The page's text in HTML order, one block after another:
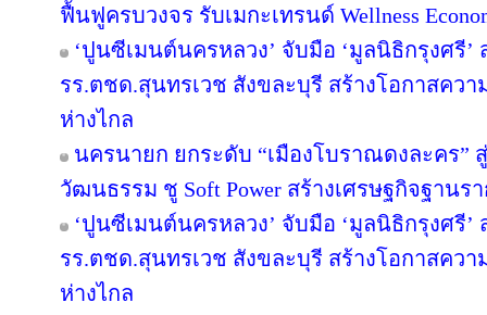
ฟื้นฟูครบวงจร รับเมกะเทรนด์ Wellness
‘ปูนซีเมนต์นครหลวง’ จับมือ ‘มูลนิธิกรุงศรี’
รร.ตชด.สุนทรเวช สังขละบุรี สร้างโอกาสคว
ห่างไกล
นครนายก ยกระดับ “เมืองโบราณดงละคร”
วัฒนธรรม ชู Soft Power สร้างเศรษฐกิจฐาน
‘ปูนซีเมนต์นครหลวง’ จับมือ ‘มูลนิธิกรุงศรี’
รร.ตชด.สุนทรเวช สังขละบุรี สร้างโอกาสคว
ห่างไกล